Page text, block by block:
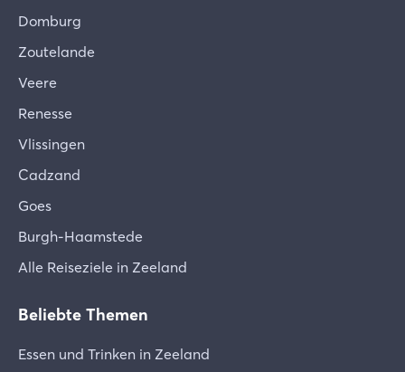
Domburg
Zoutelande
Veere
Renesse
Vlissingen
Cadzand
Goes
Burgh-Haamstede
Alle Reiseziele in Zeeland
Beliebte Themen
Essen und Trinken in Zeeland